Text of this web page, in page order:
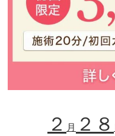
２ 月 ２８